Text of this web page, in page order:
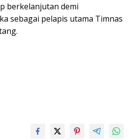
berkelanjutan demi
sebagai pelapis utama Timnas